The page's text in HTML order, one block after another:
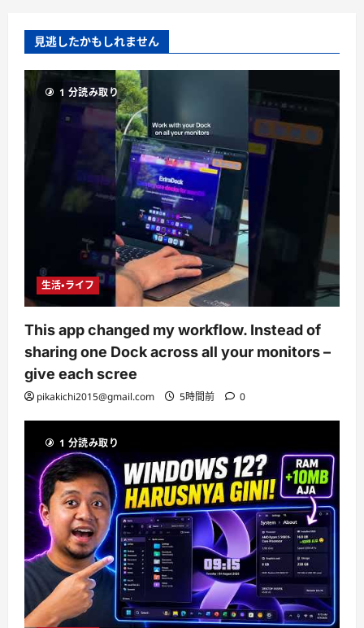
見逃したかもしれません
1 分読み取り
生活・ライフ
This app changed my workflow. Instead of
sharing one Dock across all your monitors –
give each scree
pikakichi2015@gmail.com 5時間前 0
1 分読み取り